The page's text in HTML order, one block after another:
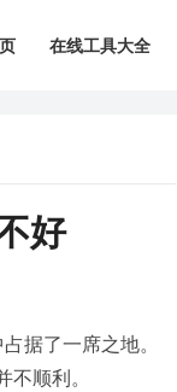
在线工具大全
好
据了一席之地。
顺利。